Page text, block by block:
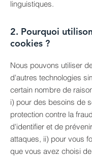
linguistiques.
2. Pourquoi
cookies ?
Nous pouvons utiliser
d'autres technologies
certain nombre de
i) pour des besoins de
protection contre la
d'identifier et de
attaques, ii) pour vous
que vous avez choisi